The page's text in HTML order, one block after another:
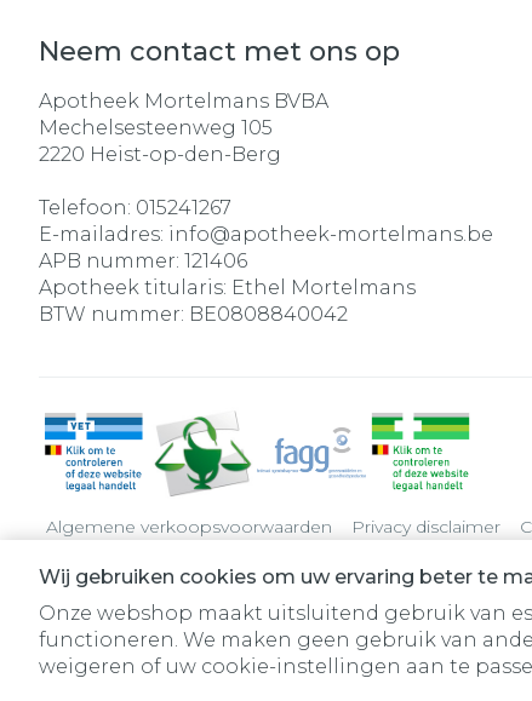
Wij gebruiken cookies om uw ervaring beter te
Onze webshop maakt uitsluitend gebruik van
functioneren. We maken geen gebruik van
weigeren of uw cookie-instellingen aan te
Neem contact met ons op
Apotheek Mortelmans BVBA
Mechelsesteenweg 105
2220 Heist-op-den-Berg
Telefoon: 015241267
E-mailadres: info@apotheek-mortelmans.be
APB nummer: 121406
Apotheek titularis: Ethel Mortelmans
BTW nummer: BE0808840042
Algemene verkoopsvoorwaarden Privacy disclaimer